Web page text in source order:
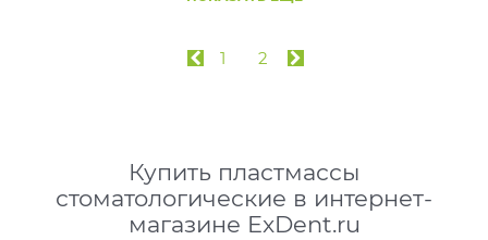
1 2
Купить пластмассы
стоматологические в интернет-
магазине ExDent.ru